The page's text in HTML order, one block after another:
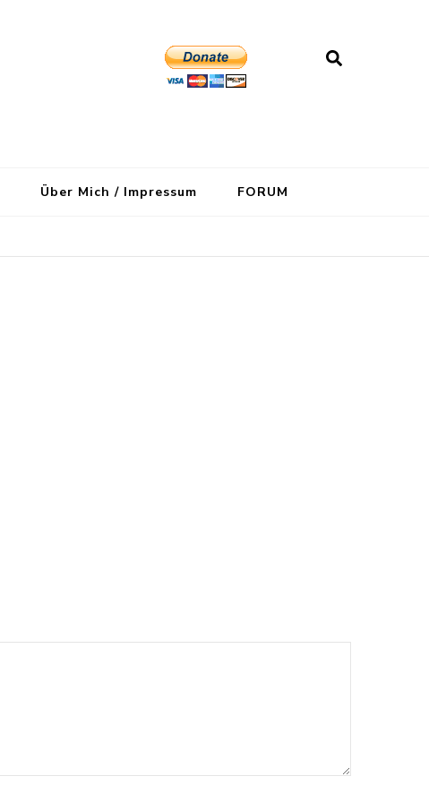
Über Mich / Impressum FORUM